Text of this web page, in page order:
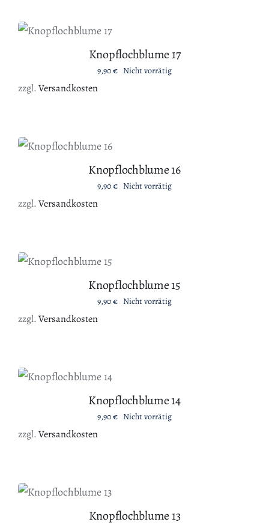
Knopflochblume 17
9,90€ Nicht vorrätig
zzgl.Versandkosten
Knopflochblume 16
9,90€ Nicht vorrätig
zzgl.Versandkosten
Knopflochblume 15
9,90€ Nicht vorrätig
zzgl.Versandkosten
Knopflochblume 14
9,90€ Nicht vorrätig
zzgl.Versandkosten
Knopflochblume 13